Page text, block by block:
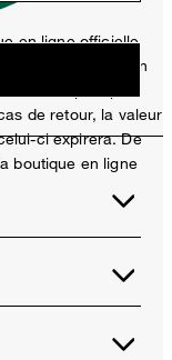
en ligne officielle
Un seul bon
ne peut pas
de retour, la valeur
ci expirera. De
boutique en ligne